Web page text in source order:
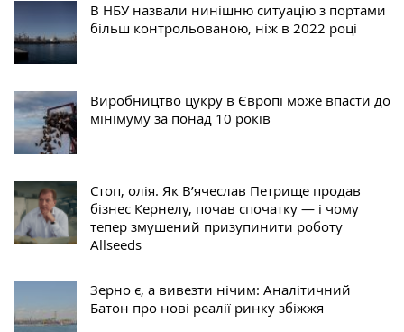
В НБУ назвали нинішню ситуацію з портами
більш контрольованою, ніж в 2022 році
Виробництво цукру в Європі може впасти до
мінімуму за понад 10 років
Стоп, олія. Як В’ячеслав Петрище продав
бізнес Кернелу, почав спочатку — і чому
тепер змушений призупинити роботу
Allseeds
Зерно є, а вивезти нічим: Аналітичний
Батон про нові реалії ринку збіжжя